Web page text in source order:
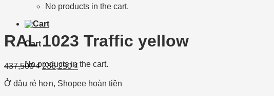
No products in the cart.
Cart
No products in the cart.
RAL 1023 Traffic yellow
437,500₫ 236,250₫
Ở đâu rẻ hơn, Shopee hoàn tiền